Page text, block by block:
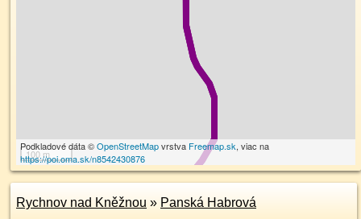
100 m
Podkladové dáta ©OpenStreetMapvrstva Freemap.sk, viac na
https://poi.oma.sk/n8542430876
Rychnov nad Kněžnou » Panská Habrová